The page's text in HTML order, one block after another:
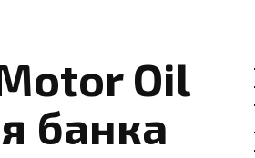
Oil
банка